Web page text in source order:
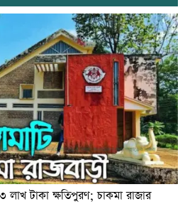
লাখ টাকা ক্ষতিপুরণ; চাকমা রাজার